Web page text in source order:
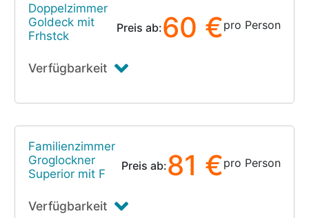
Doppelzimmer
Goldeck mit
Frhstck
Preis ab:60 €pro Person
Verfügbarkeit
Familienzimmer
Groglockner
Superior mit F
Preis ab:81 €pro Person
Verfügbarkeit